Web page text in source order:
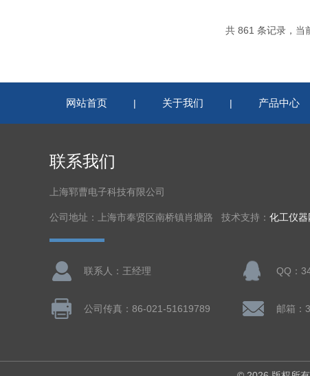
共 861 条记录，当
网站首页 | 关于我们 | 产品中心
联系我们
上海郓曹电子科技有限公司
公司地址：上海市奉贤区南桥镇肖塘路 技术支持： 化工仪器
联系人：王经理 QQ：
公司传真：86-021-51619789 邮箱：